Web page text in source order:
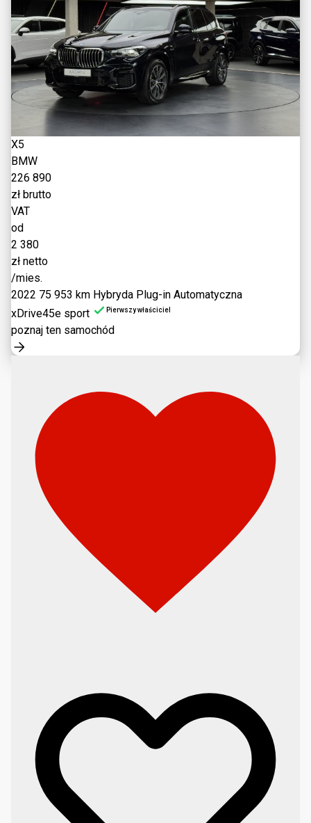
X5
BMW
226 890
zł brutto
VAT
od
2 380
zł netto
/mies.
2022 75 953 km Hybryda Plug-in Automatyczna
xDrive45e sport
Pierwszy właściciel
poznaj ten samochód